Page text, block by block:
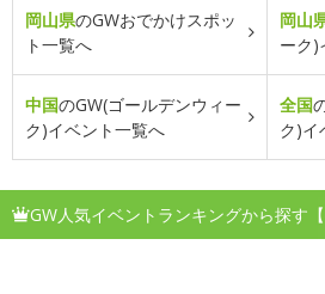
岡山県のGWおでかけスポッ
ト一覧へ
岡山
ーク)
中国のGW(ゴールデンウィー
ク)イベント一覧へ
全国
ク)イ
GW人気イベントランキングから探す【